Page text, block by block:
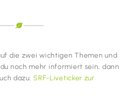
die zwei wichtigen Themen und
noch mehr informiert sein, dann
dazu:SRF-Liveticker zur